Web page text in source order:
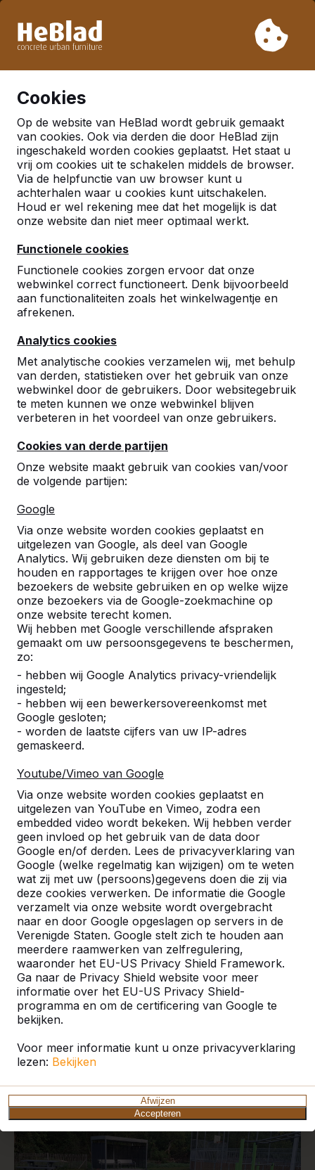
week 33. Houdt u daarom rekening met langere levertijden.
Cookies
Op de website van HeBlad wordt gebruik gemaakt
van cookies. Ook via derden die door HeBlad zijn
ingeschakeld worden cookies geplaatst. Het staat u
vrij om cookies uit te schakelen middels de browser.
Via de helpfunctie van uw browser kunt u
achterhalen waar u cookies kunt uitschakelen.
Houd er wel rekening mee dat het mogelijk is dat
onze website dan niet meer optimaal werkt.
Functionele cookies
Functionele cookies zorgen ervoor dat onze
webwinkel correct functioneert. Denk bijvoorbeeld
aan functionaliteiten zoals het winkelwagentje en
afrekenen.
Analytics cookies
Met analytische cookies verzamelen wij, met behulp
van derden, statistieken over het gebruik van onze
webwinkel door de gebruikers. Door websitegebruik
te meten kunnen we onze webwinkel blijven
verbeteren in het voordeel van onze gebruikers.
Cookies van derde partijen
Onze website maakt gebruik van cookies van/voor
de volgende partijen:
Google
Via onze website worden cookies geplaatst en
uitgelezen van Google, als deel van Google
Analytics. Wij gebruiken deze diensten om bij te
houden en rapportages te krijgen over hoe onze
bezoekers de website gebruiken en op welke wijze
onze bezoekers via de Google-zoekmachine op
onze website terecht komen.
Wij hebben met Google verschillende afspraken
gemaakt om uw persoonsgegevens te beschermen,
zo:
- hebben wij Google Analytics privacy-vriendelijk
ingesteld;
- hebben wij een bewerkersovereenkomst met
Google gesloten;
- worden de laatste cijfers van uw IP-adres
gemaskeerd.
Youtube/Vimeo van Google
Via onze website worden cookies geplaatst en
uitgelezen van YouTube en Vimeo, zodra een
embedded video wordt bekeken. Wij hebben verder
geen invloed op het gebruik van de data door
Google en/of derden. Lees de privacyverklaring van
Google (welke regelmatig kan wijzigen) om te weten
wat zij met uw (persoons)gegevens doen die zij via
deze cookies verwerken. De informatie die Google
verzamelt via onze website wordt overgebracht
naar en door Google opgeslagen op servers in de
Verenigde Staten. Google stelt zich te houden aan
meerdere raamwerken van zelfregulering,
waaronder het EU-US Privacy Shield Framework.
Ga naar de Privacy Shield website voor meer
informatie over het EU-US Privacy Shield-
programma en om de certificering van Google te
bekijken.
Voor meer informatie kunt u onze privacyverklaring
lezen: Bekijken
Afwijzen
Accepteren
Al meer dan 30.000 producten verkocht
Betonnen tafeltennistafels,
bankjes en speltafels.
robuuste spel- en speeltafels.
Bekijk onze tafels -->
Ontdek ons complete
assortiment
Pingpongtafels -->
Een speltafel voor oneindig
buitenspeelplezier:
weerbestendig, oerdegelijk en
daarom dus een duurzame
keuze.
Voetvolleybal is een
van tafeltennis en
op een schoolplein,
openbare ruimte.
Recente plaatsingen en